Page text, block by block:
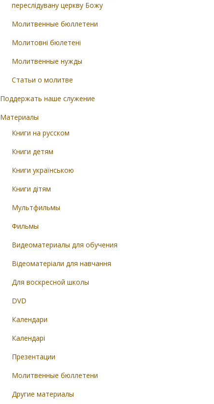
переслідувану церкву Божу
Молитвенные бюллетени
Молитовні бюлетені
Молитвенные нужды
Статьи о молитве
Поддержать наше служение
Материалы
Книги на русском
Книги детям
Книги українською
Книги дітям
Мультфильмы
Фильмы
Видеоматериалы для обучения
Відеоматеріали для навчання
Для воскресной школы
DVD
Календари
Календарі
Презентации
Молитвенные бюллетени
Другие материалы